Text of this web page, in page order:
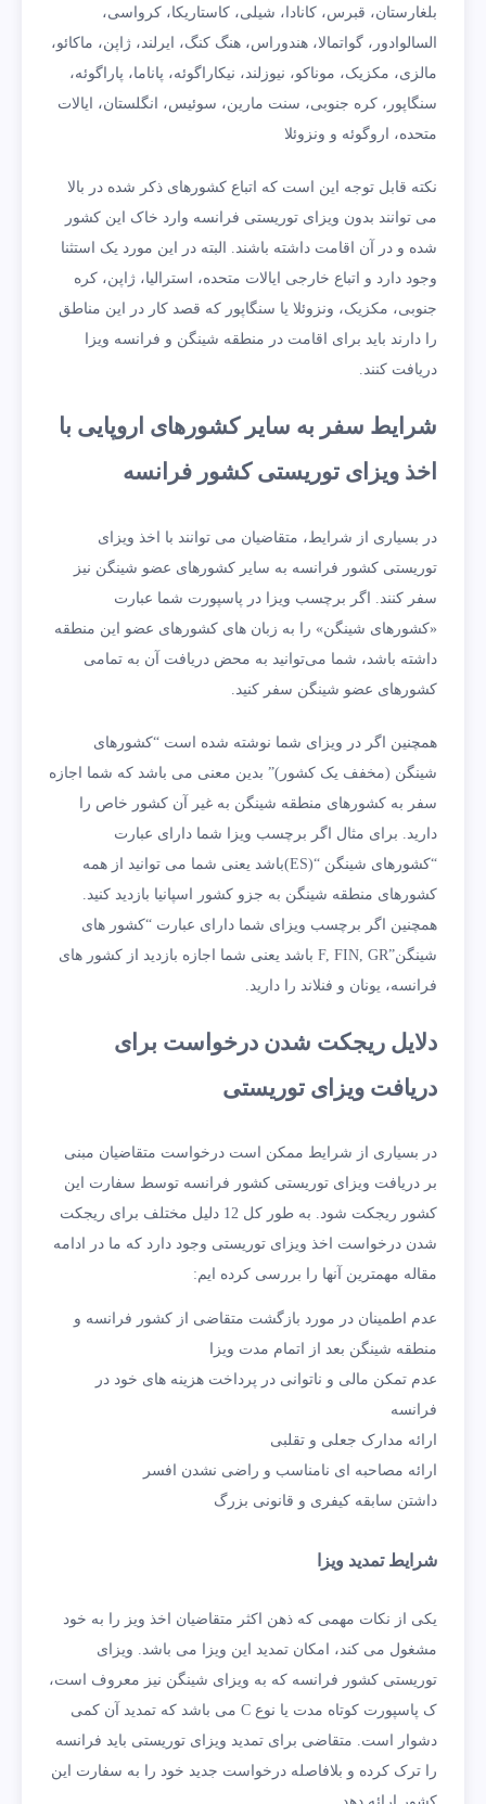
بلغارستان، قبرس، کانادا، شیلی، کاستاریکا، کرواسی،
السالوادور، گواتمالا، هندوراس، هنگ کنگ، ایرلند، ژاپن، ماکائو،
مالزی، مکزیک، موناکو، نیوزلند، نیکاراگوئه، پاناما، پاراگوئه،
سنگاپور، کره جنوبی، سنت مارین، سوئیس، انگلستان، ایالات
متحده، اروگوئه و ونزوئلا
نکته قابل توجه این است که اتباع کشورهای ذکر شده در بالا
می توانند بدون ویزای توریستی فرانسه وارد خاک این کشور
شده و در آن اقامت داشته باشند. البته در این مورد یک استثنا
وجود دارد و اتباع خارجی ایالات متحده، استرالیا، ژاپن، کره
جنوبی، مکزیک، ونزوئلا یا سنگاپور که قصد کار در این مناطق
را دارند باید برای اقامت در منطقه شینگن و فرانسه ویزا
دریافت کنند.
شرایط سفر به سایر کشورهای اروپایی با
اخذ ویزای توریستی کشور فرانسه
در بسیاری از شرایط، متقاضیان می توانند با اخذ ویزای
توریستی کشور فرانسه به سایر کشورهای عضو شینگن نیز
سفر کنند. اگر برچسب ویزا در پاسپورت شما عبارت
«کشورهای شینگن» را به زبان های کشورهای عضو این منطقه
داشته باشد، شما می‌توانید به محض دریافت آن به تمامی
کشورهای عضو شینگن سفر کنید.
همچنین اگر در ویزای شما نوشته شده است “کشورهای
شینگن (مخفف یک کشور)” بدین معنی می باشد که شما اجازه
سفر به کشورهای منطقه شینگن به غیر آن کشور خاص را
دارید. برای مثال اگر برچسب ویزا شما دارای عبارت
“کشورهای شینگن “(ES)باشد یعنی شما می توانید از همه
کشورهای منطقه شینگن به جزو کشور اسپانیا بازدید کنید.
همچنین اگر برچسب ویزای شما دارای عبارت “کشور های
شینگن”F, FIN, GR باشد یعنی شما اجازه بازدید از کشور های
فرانسه، یونان و فنلاند را دارید.
دلایل ریجکت شدن درخواست برای
دریافت ویزای توریستی
در بسیاری از شرایط ممکن است درخواست متقاضیان مبنی
بر دریافت ویزای توریستی کشور فرانسه توسط سفارت این
کشور ریجکت شود. به طور کل 12 دلیل مختلف برای ریجکت
شدن درخواست اخذ ویزای توریستی وجود دارد که ما در ادامه
مقاله مهمترین آنها را بررسی کرده ایم:
عدم اطمینان در مورد بازگشت متقاضی از کشور فرانسه و
منطقه شینگن بعد از اتمام مدت ویزا
عدم تمکن مالی و ناتوانی در پرداخت هزینه های خود در
فرانسه
ارائه مدارک جعلی و تقلبی
ارائه مصاحبه ای نامناسب و راضی نشدن افسر
داشتن سابقه کیفری و قانونی بزرگ
شرایط تمدید ویزا
یکی از نکات مهمی که ذهن اکثر متقاضیان اخذ ویز را به خود
مشغول می کند، امکان تمدید این ویزا می باشد. ویزای
توریستی کشور فرانسه که به ویزای شینگن نیز معروف است،
ک پاسپورت کوتاه مدت یا نوع C می باشد که تمدید آن کمی
دشوار است. متقاضی برای تمدید ویزای توریستی باید فرانسه
را ترک کرده و بلافاصله درخواست جدید خود را به سفارت این